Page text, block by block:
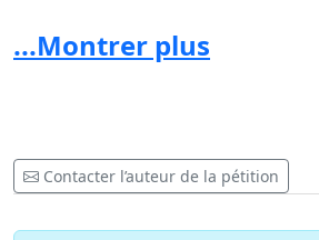
Pourquoi séparer ceux qui ont choisi
Nous soutenons Hélène et
du centre fermé 127bis, ainsi que
...Montrer plus
Contacter l’auteur de la pétition